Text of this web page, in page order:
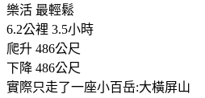
樂活 最輕鬆
6.2公裡 3.5小時
爬升 486公尺
下降 486公尺
實際只走了一座小百岳:大橫屏山